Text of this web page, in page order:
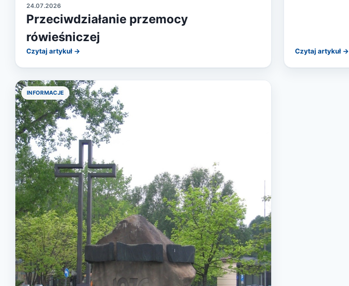
24.07.2026
Przeciwdziałanie przemocy
rówieśniczej
Czytaj artykuł → Czytaj artykuł →
INFORMACJE